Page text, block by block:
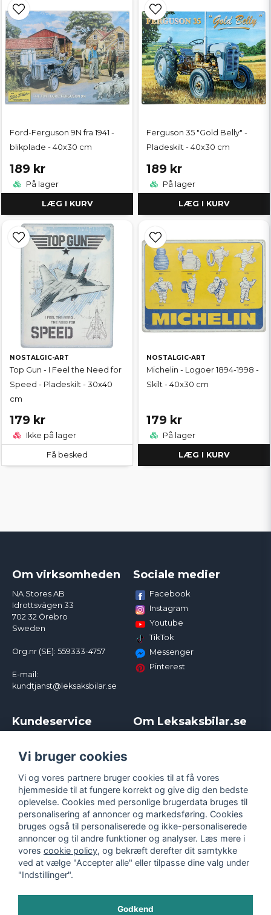
Ford-Ferguson 9N fra 1941 -
blikplade - 40x30 cm
189 kr
På lager
LÆG I KURV
Ferguson 35 "Gold Belly" -
Pladeskilt - 40x30 cm
189 kr
På lager
LÆG I KURV
NOSTALGIC-ART
Top Gun - I Feel the Need for
Speed - Pladeskilt - 30x40
cm
179 kr
Ikke på lager
Få besked
NOSTALGIC-ART
Michelin - Logoer 1894-1998 -
Skilt - 40x30 cm
179 kr
På lager
LÆG I KURV
Om virksomheden
NA Stores AB
Idrottsvägen 33
702 32 Örebro
Sweden
Org.nr (SE): 559333-4757
E-mail:
kundtjanst@leksaksbilar.se
Sociale medier
Facebook
Instagram
Youtube
TikTok
Messenger
Pinterest
Kundeservice
Kampagner og rabatter
Reklamation
Policy chase cars
Returnera
Logga in
Om Leksaksbilar.se
Handelsbetingelser
Persondatapolitik
Cookies
Vi bruger cookies
Vi og vores partnere bruger cookies til at få vores
hjemmeside til at fungere korrekt og give dig den bedste
oplevelse. Cookies med personlige brugerdata bruges til
personalisering af annoncer og markedsføring. Cookies
bruges også til personaliserede og ikke-personaliserede
annoncer og til andre funktioner og analyser. Læs mere i
vores cookie policy, og bekræft derefter dit samtykke
ved at vælge "Accepter alle" eller tilpasse dine valg under
"Indstillinger".
Godkend